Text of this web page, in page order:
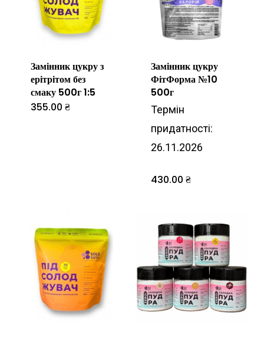
Замінник цукру з
ерітрітом без
смаку 500г 1:5
355.00 ₴
Замінник цукру
ФітФорма №10
500г
Термін
придатності:
26.11.2026
430.00₴